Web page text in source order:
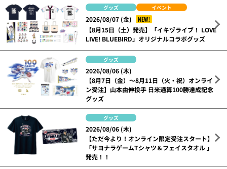
グッズ イベント
2026/08/07 (金)
NEW!
【8月15日（土）発売】「イキヅライブ！ LOVE
LIVE! BLUEBIRD」オリジナルコラボグッズ
グッズ
2026/08/06 (木)
【8月7日（金）～8月11日（火・祝）オンライ
ン受注】山本由伸投手 日米通算100勝達成記念
グッズ
グッズ
2026/08/06 (木)
【ただ今より！オンライン限定受注スタート】
「サヨナラゲームTシャツ＆フェイスタオル 」
発売！！